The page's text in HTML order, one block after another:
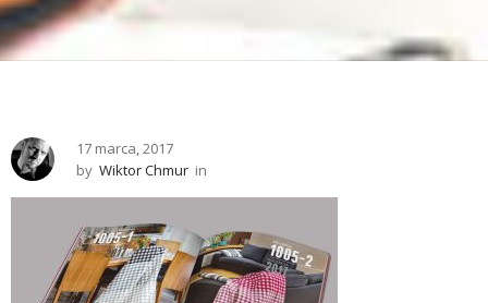
17 marca, 2017
by Wiktor Chmur in